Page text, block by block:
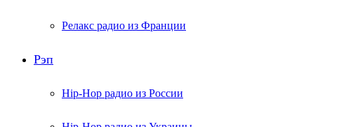
Релакс радио из Франции
Рэп
Hip-Hop радио из России